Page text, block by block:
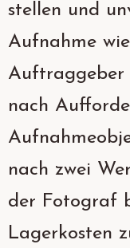
stellen und
Aufnahme
Auftraggeber
nach
nach zwei
der Fotograf
Lagerkosten